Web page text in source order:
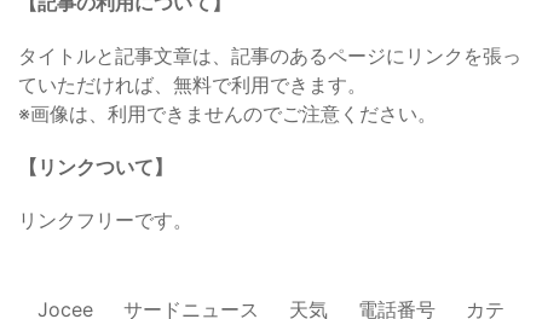
タイトルと記事文章は、記事のあるページにリンクを張っ
ていただければ、無料で利用できます。
※画像は、利用できませんのでご注意ください。
【リンクついて】
リンクフリーです。
Jocee サードニュース 天気 電話番号 カテ